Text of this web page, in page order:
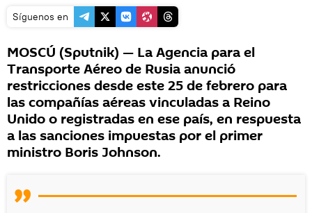
Síguenos en
MOSCÚ (Sputnik) — La Agencia para el
Transporte Aéreo de Rusia anunció
restricciones desde este 25 de febrero para
las compañías aéreas vinculadas a Reino
Unido o registradas en ese país, en respuesta
a las sanciones impuestas por el primer
ministro Boris Johnson.